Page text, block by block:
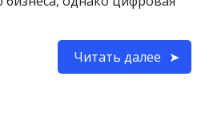
Читать далее